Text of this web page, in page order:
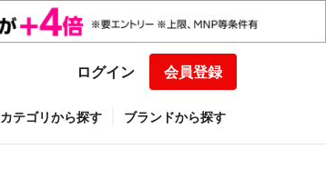
ログイン 会員登録
カテゴリから探す ブランドから探す